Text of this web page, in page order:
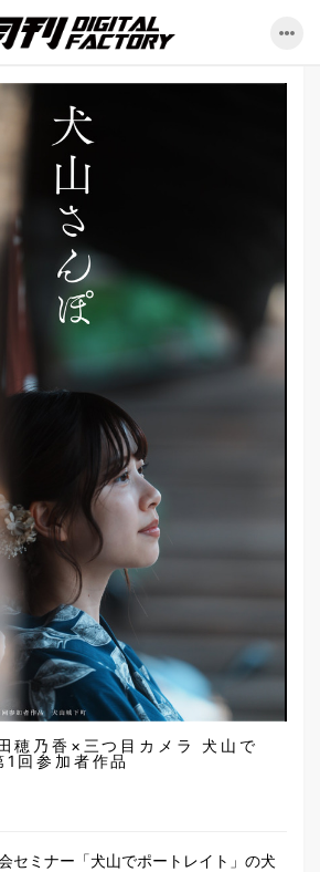
穂乃香×三つ目カメラ 犬山で
回参加者作品
セミナー「犬山でポートレイト」の犬